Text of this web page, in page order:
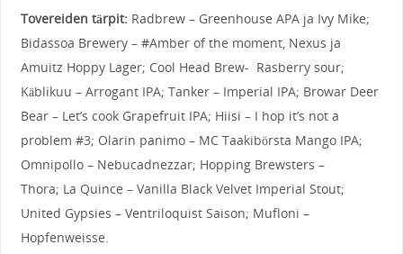
Tovereiden tärpit:Radbrew – Greenhouse APA ja Ivy Mike;
Bidassoa Brewery – #Amber of the moment, Nexus ja
Amuitz Hoppy Lager; Cool Head Brew- Rasberry sour;
Käblikuu – Arrogant IPA; Tanker – Imperial IPA; Browar Deer
Bear – Let’s cook Grapefruit IPA; Hiisi – I hop it’s not a
problem #3; Olarin panimo – MC Taakibörsta Mango IPA;
Omnipollo – Nebucadnezzar; Hopping Brewsters –
Thora; La Quince – Vanilla Black Velvet Imperial Stout;
United Gypsies – Ventriloquist Saison; Mufloni –
Hopfenweisse.